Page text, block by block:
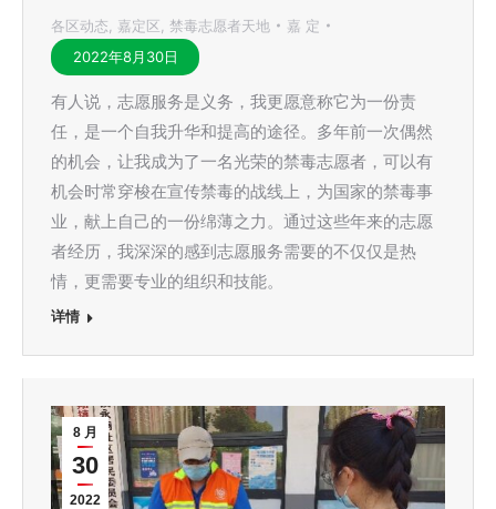
各区动态 嘉定区 禁毒志愿者天地
嘉 定
2022年8月30日
有人说，志愿服务是义务，我更愿意称它为一份责
任，是一个自我升华和提高的途径。多年前一次偶然
的机会，让我成为了一名光荣的禁毒志愿者，可以有
机会时常穿梭在宣传禁毒的战线上，为国家的禁毒事
业，献上自己的一份绵薄之力。通过这些年来的志愿
者经历，我深深的感到志愿服务需要的不仅仅是热
情，更需要专业的组织和技能。
详情
8 月
30
2022